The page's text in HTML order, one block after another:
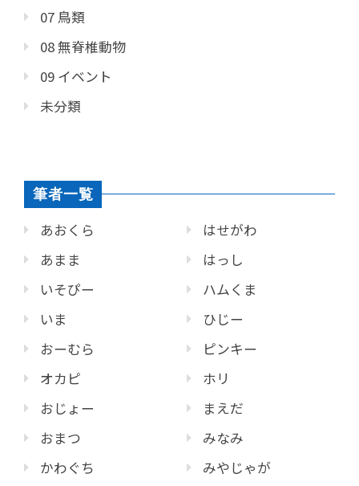
07 鳥類
08 無脊椎動物
09 イベント
未分類
筆者一覧
あおくら
あまま
いそぴー
いま
おーむら
オカピ
おじょー
おまつ
かわぐち
はせがわ
はっし
ハムくま
ひじー
ピンキー
ホリ
まえだ
みなみ
みやじゃが